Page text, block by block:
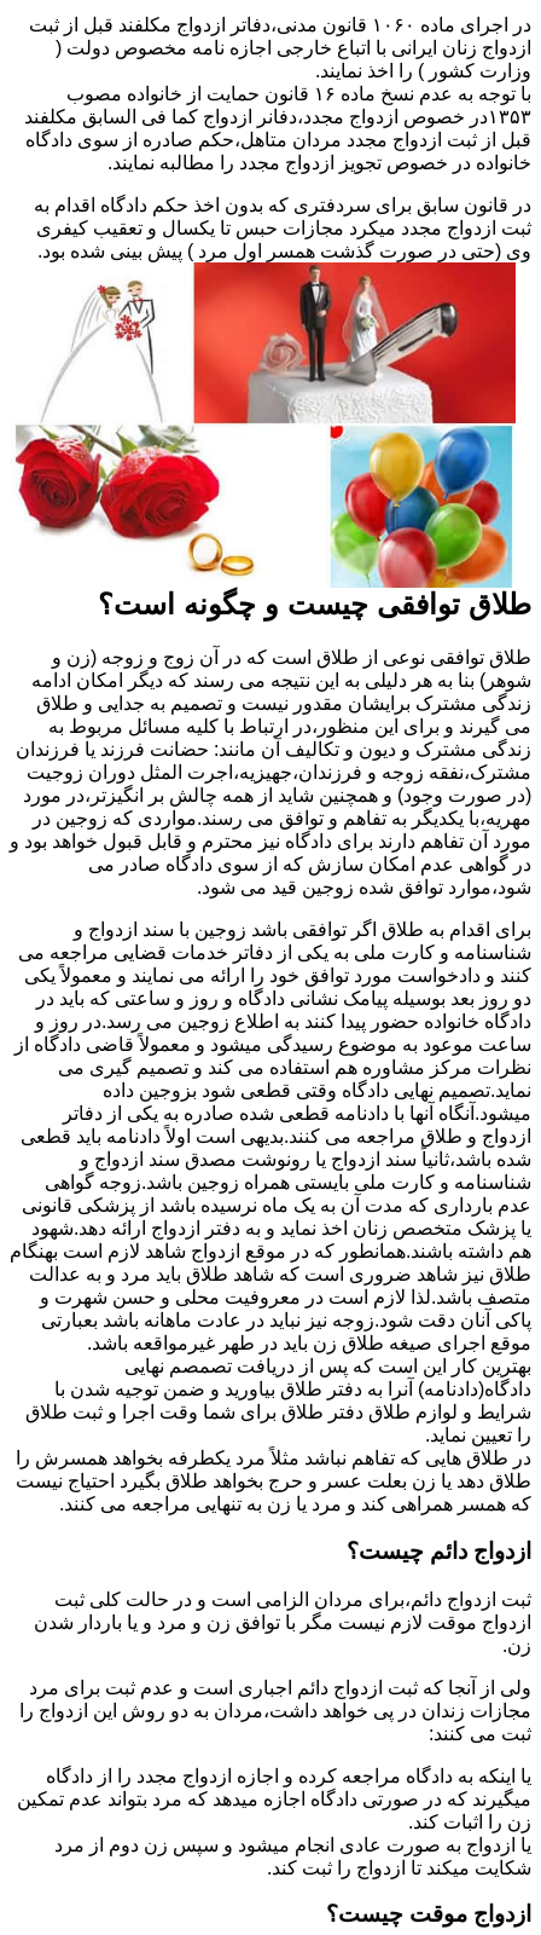
در اجرای ماده ۱۰۶۰ قانون مدنی،دفاتر ازدواج مکلفند قبل از ثبت
ازدواج زنان ایرانی با اتباع خارجی اجازه نامه مخصوص دولت (
وزارت کشور ) را اخذ نمایند.
با توجه به عدم نسخ ماده ۱۶ قانون حمایت از خانواده مصوب
۱۳۵۳در خصوص ازدواج مجدد،دفانر ازدواج کما فی السابق مکلفند
قبل از ثبت ازدواج مجدد مردان متاهل،حکم صادره از سوی دادگاه
خانواده در خصوص تجویز ازدواج مجدد را مطالبه نمایند.
در قانون سابق برای سردفتری که بدون اخذ حکم دادگاه اقدام به
ثبت ازدواج مجدد میکرد مجازات حبس تا یکسال و تعقیب کیفری
وی (حتی در صورت گذشت همسر اول مرد ) پیش بینی شده بود.
طلاق توافقی چیست و چگونه است؟
طلاق توافقی نوعی از طلاق است که در آن زوج و زوجه (زن و
شوهر) بنا به هر دلیلی به این نتیجه می رسند که دیگر امکان ادامه
زندگی مشترک برایشان مقدور نیست و تصمیم به جدایی و طلاق
می گیرند و برای این منظور،در ارتباط با کلیه مسائل مربوط به
زندگی مشترک و دیون و تکالیف آن مانند: حضانت فرزند یا فرزندان
مشترک،نفقه زوجه و فرزندان،جهیزیه،اجرت المثل دوران زوجیت
(در صورت وجود) و همچنین شاید از همه چالش بر انگیزتر،در مورد
مهریه،با یکدیگر به تفاهم و توافق می رسند.مواردی که زوجین در
مورد آن تفاهم دارند برای دادگاه نیز محترم و قابل قبول خواهد بود و
در گواهی عدم امکان سازش که از سوی دادگاه صادر می
شود،موارد توافق شده زوجین قید می شود.
برای اقدام به طلاق اگر توافقی باشد زوجین با سند ازدواج و
شناسنامه و کارت ملی به یکی از دفاتر خدمات قضایی مراجعه می
کنند و دادخواست مورد توافق خود را ارائه می نمایند و معمولاً یکی
دو روز بعد بوسیله پیامک نشانی دادگاه و روز و ساعتی که باید در
دادگاه خانواده حضور پیدا کنند به اطلاع زوجین می رسد.در روز و
ساعت موعود به موضوع رسیدگی میشود و معمولاً قاضی دادگاه از
نظرات مرکز مشاوره هم استفاده می کند و تصمیم گیری می
نماید.تصمیم نهایی دادگاه وقتی قطعی شود بزوجین داده
میشود.آنگاه آنها با دادنامه قطعی شده صادره به یکی از دفاتر
ازدواج و طلاق مراجعه می کنند.بدیهی است اولاً دادنامه باید قطعی
شده باشد،ثانیاً سند ازدواج یا رونوشت مصدق سند ازدواج و
شناسنامه و کارت ملی بایستی همراه زوجین باشد.زوجه گواهی
عدم بارداری که مدت آن به یک ماه نرسیده باشد از پزشکی قانونی
یا پزشک متخصص زنان اخذ نماید و به دفتر ازدواج ارائه دهد.شهود
هم داشته باشند.همانطور که در موقع ازدواج شاهد لازم است بهنگام
طلاق نیز شاهد ضروری است که شاهد طلاق باید مرد و به عدالت
متصف باشد.لذا لازم است در معروفیت محلی و حسن شهرت و
پاکی آنان دقت شود.زوجه نیز نباید در عادت ماهانه باشد بعبارتی
موقع اجرای صیغه طلاق زن باید در طهر غیرمواقعه باشد.
بهترین کار این است که پس از دریافت تصمصم نهایی
دادگاه(دادنامه) آنرا به دفتر طلاق بیاورید و ضمن توجیه شدن با
شرایط و لوازم طلاق دفتر طلاق برای شما وقت اجرا و ثبت طلاق
را تعیین نماید.
در طلاق هایی که تفاهم نباشد مثلاً مرد یکطرفه بخواهد همسرش را
طلاق دهد یا زن بعلت عسر و حرج بخواهد طلاق بگیرد احتیاج نیست
که همسر همراهی کند و مرد یا زن به تنهایی مراجعه می کنند.
ازدواج دائم چیست؟
ثبت ازدواج دائم،برای مردان الزامی است و در حالت کلی ثبت
ازدواج موقت لازم نیست مگر با توافق زن و مرد و یا باردار شدن
زن.
ولی از آنجا که ثبت ازدواج دائم اجباری است و عدم ثبت برای مرد
مجازات زندان در پی خواهد داشت،مردان به دو روش این ازدواج را
ثبت می کنند:
یا اینکه به دادگاه مراجعه کرده و اجازه ازدواج مجدد را از دادگاه
میگیرند که در صورتی دادگاه اجازه میدهد که مرد بتواند عدم تمکین
زن را اثبات کند.
یا ازدواج به صورت عادی انجام میشود و سپس زن دوم از مرد
شکایت میکند تا ازدواج را ثبت کند.
ازدواج موقت چیست؟